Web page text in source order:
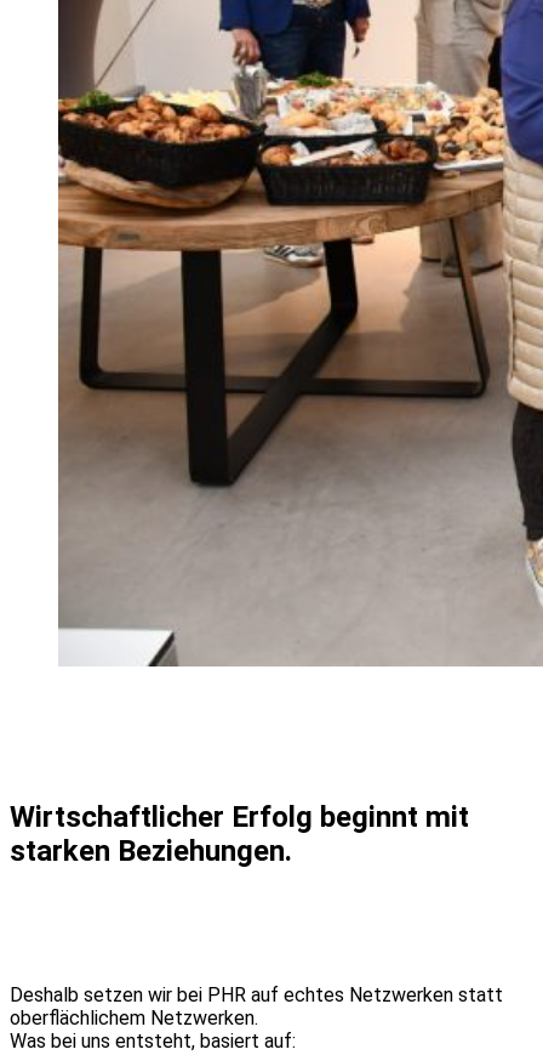
Wirtschaftlicher Erfolg beginnt mit
starken Beziehungen.
Deshalb setzen wir bei PHR auf echtes Netzwerken statt
oberflächlichem Netzwerken.
Was bei uns entsteht, basiert auf: